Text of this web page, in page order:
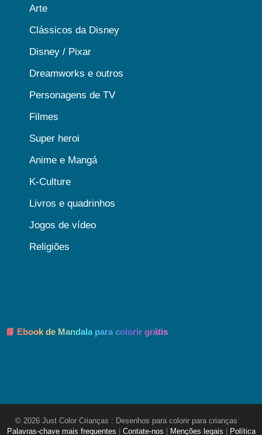
Arte
Clássicos da Disney
Disney / Pixar
Dreamworks e outros
Personagens de TV
Filmes
Super heroi
Anime e Mangá
K-Culture
Livros e quadrinhos
Jogos de vídeo
Religiões
📘 Ebook de Mandala para colorir grátis
© 2026 Just Color Crianças : Desenhos para colorir para crianças
Palavras-chave mais frequentes
Contate-nos Menções legais Política